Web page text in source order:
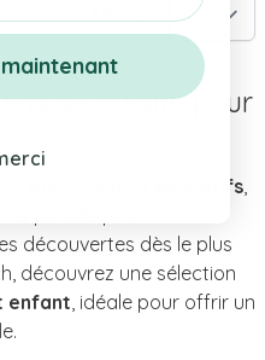
de qualité pour
jeux éducatifs
découvertes dès le plus
découvrez une sélection
enfant , idéale pour offrir un